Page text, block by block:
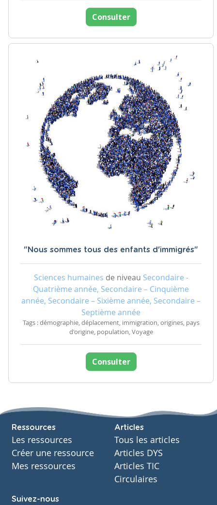
Consulter
"Nous sommes tous des enfants d'immigrés"
Sciences humaines de niveau Secondaire -
Quatrième année, Secondaire – Cinquième
année, Secondaire – Sixième année, Secondaire –
Septième année
Tags : démographie, déplacement, immigration, origines, pays
d'origine, population, Voyage
Consulter
Ressources
Les ressources
Créer une ressource
Mes ressources
Articles
Tous les articles
Articles DYS
Articles TIC
Circulaires
Suivez-nous